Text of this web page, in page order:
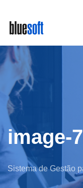
main
content
image-
Sistema de Gestão